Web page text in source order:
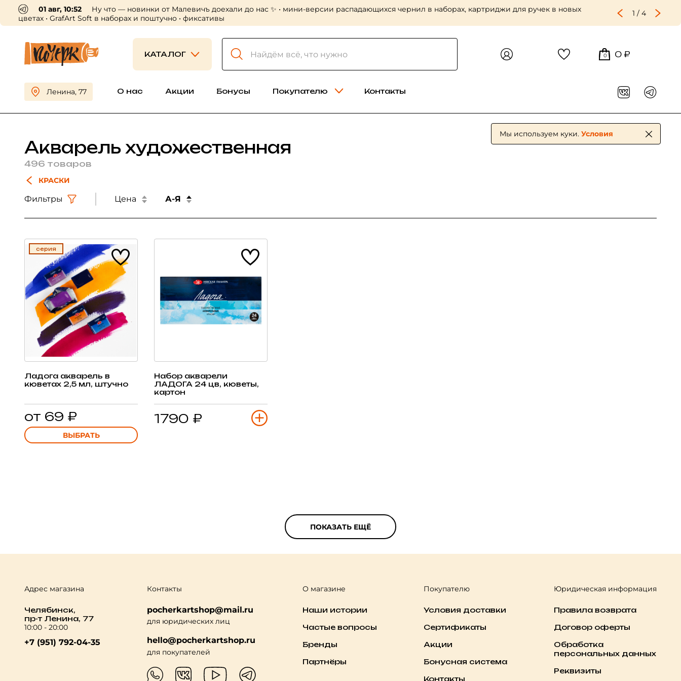
01 авг, 10:52
Ну что — новинки от Малевичъ доехали до нас ✨ • мини-версии распадающихся чернил в наборах, картриджи для ручек в новых
цветах • GrafArt Soft в наборах и поштучно • фиксативы
1 / 4
КАТАЛОГ 0 0 ₽
Ленина, 77 О нас Акции Бонусы Покупателю Контакты
Акварель художественная
496 товаров
КРАСКИ
Фильтры Цена А-Я
серия
Ладога акварель в
кюветах 2,5 мл, штучно
от 69 ₽
ВЫБРАТЬ
Набор акварели
ЛАДОГА 24 цв, кюветы,
картон
1790 ₽
ПОКАЗАТЬ ЕЩЁ
Адрес магазина
Челябинск,
пр-т Ленина, 77
10:00 - 20:00
+7 (951) 792-04-35
Контакты
pocherkartshop@mail.ru
для юридических лиц
hello@pocherkartshop.ru
для покупателей
О магазине
Наши истории
Частые вопросы
Бренды
Партнёры
Покупателю
Условия доставки
Сертификаты
Акции
Бонусная система
Контакты
Юридическая информация
Правила возврата
Договор оферты
Обработка
персональных данных
Реквизиты
Мы используем куки. Условия